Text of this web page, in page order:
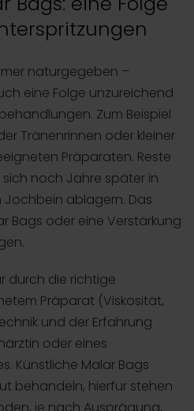
naturgegeben –
eine Folge unzureichend
Zum Beispiel
Tränenrinnen oder kleiner
Präparaten. Reste
sich noch Jahre später in
ablagern. Das
Bags oder eine Verstärkung
durch die richtige
Präparat (Viskosität,
und der Erfahrung
oder eines
Künstliche Malar Bags
behandeln, hierfür stehen